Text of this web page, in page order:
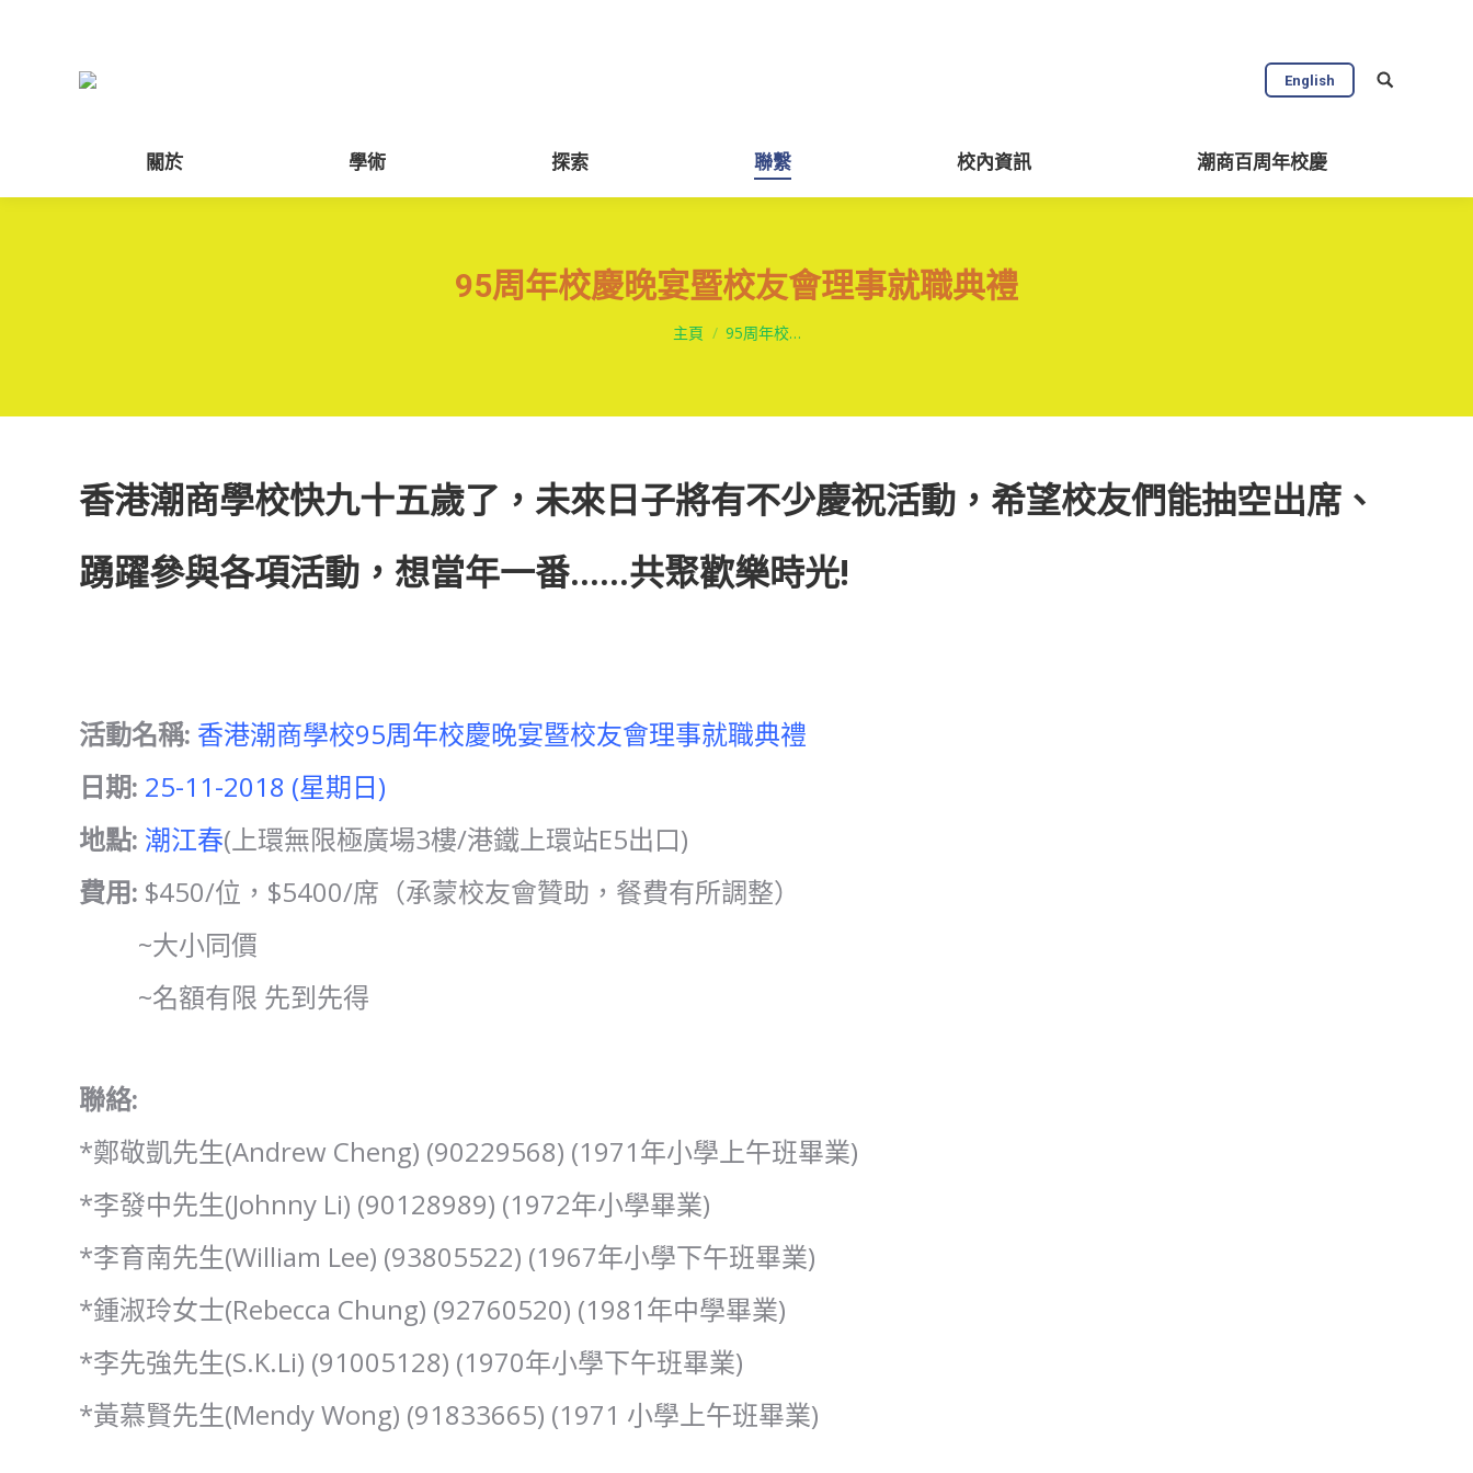
English
關於 學術 探索 聯繫 校內資訊 潮商百周年校慶
95周年校慶晚宴暨校友會理事就職典禮
You are here:
主頁 95周年校…
香港潮商學校快九十五歲了，未來日子將有不少慶祝活動，希望校友們能抽空出席、
踴躍參與各項活動，想當年一番……共聚歡樂時光!
活動名稱: 香港潮商學校95周年校慶晚宴暨校友會理事就職典禮
日期: 25-11-2018 (星期日)
地點: 潮江春(上環無限極廣場3樓/港鐵上環站E5出口)
費用: $450/位，$5400/席（承蒙校友會贊助，餐費有所調整）
~大小同價
~名額有限 先到先得
聯絡:
*鄭敬凱先生(Andrew Cheng) (90229568) (1971年小學上午班畢業)
*李發中先生(Johnny Li) (90128989) (1972年小學畢業)
*李育南先生(William Lee) (93805522) (1967年小學下午班畢業)
*鍾淑玲女士(Rebecca Chung) (92760520) (1981年中學畢業)
*李先強先生(S.K.Li) (91005128) (1970年小學下午班畢業)
*黃慕賢先生(Mendy Wong) (91833665) (1971 小學上午班畢業)